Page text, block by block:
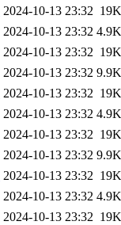
2024-10-13 23:32 19K
2024-10-13 23:32 4.9K
2024-10-13 23:32 19K
2024-10-13 23:32 9.9K
2024-10-13 23:32 19K
2024-10-13 23:32 4.9K
2024-10-13 23:32 19K
2024-10-13 23:32 9.9K
2024-10-13 23:32 19K
2024-10-13 23:32 4.9K
2024-10-13 23:32 19K